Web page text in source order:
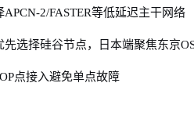
2/FASTER等低延迟主干网络
选择硅谷节点，日本端聚焦东京
点接入避免单点故障